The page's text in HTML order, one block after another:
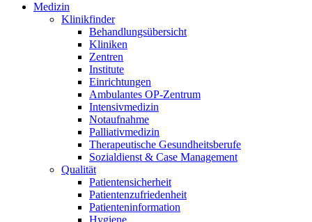
Medizin
Klinikfinder
Behandlungsübersicht
Kliniken
Zentren
Institute
Einrichtungen
Ambulantes OP-Zentrum
Intensivmedizin
Notaufnahme
Palliativmedizin
Therapeutische Gesundheitsberufe
Sozialdienst & Case Management
Qualität
Patientensicherheit
Patientenzufriedenheit
Patienteninformation